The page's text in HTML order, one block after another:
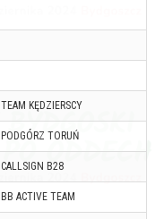
TEAM KĘDZIERSCY
PODGÓRZ TORUŃ
CALLSIGN B28
BB ACTIVE TEAM